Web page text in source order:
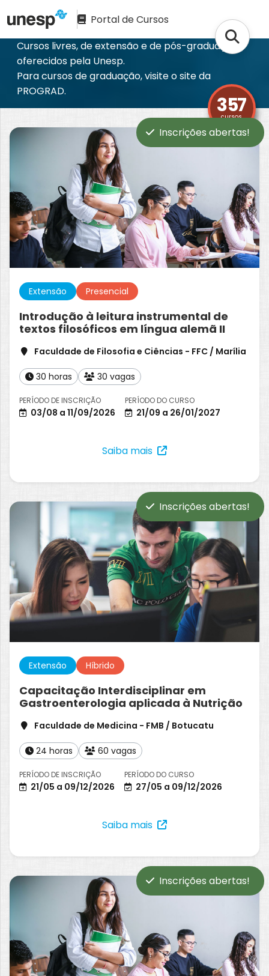
Portal de Cursos
357
cursos
Cursos livres, de extensão e de pós-graduação
oferecidos pela Unesp.
Para cursos de graduação, visite o site da
PROGRAD.
Inscrições abertas!
Extensão Presencial
Introdução à leitura instrumental de
textos filosóficos em língua alemã II
Faculdade de Filosofia e Ciências - FFC / Marília
30 horas 30 vagas
PERÍODO DE INSCRIÇÃO
03/08 a 11/09/2026
PERÍODO DO CURSO
21/09 a 26/01/2027
Saiba mais
Inscrições abertas!
Extensão Híbrido
Capacitação Interdisciplinar em
Gastroenterologia aplicada à Nutrição
Faculdade de Medicina - FMB / Botucatu
24 horas 60 vagas
PERÍODO DE INSCRIÇÃO
21/05 a 09/12/2026
PERÍODO DO CURSO
27/05 a 09/12/2026
Saiba mais
Inscrições abertas!